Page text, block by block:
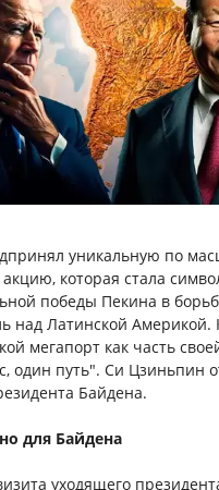
уникальную по
которая стала
победы Пекина в
над Латинской Америкой.
мегапорт как часть
один путь". Си Цзиньпин
Байдена.
для Байдена
уходящего